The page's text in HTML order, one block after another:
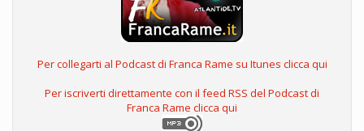
Per collegarti al Podcast di Franca Rame su Itunes clicca qui
Per iscriverti direttamente con il feed RSS del Podcast di
Franca Rame clicca qui